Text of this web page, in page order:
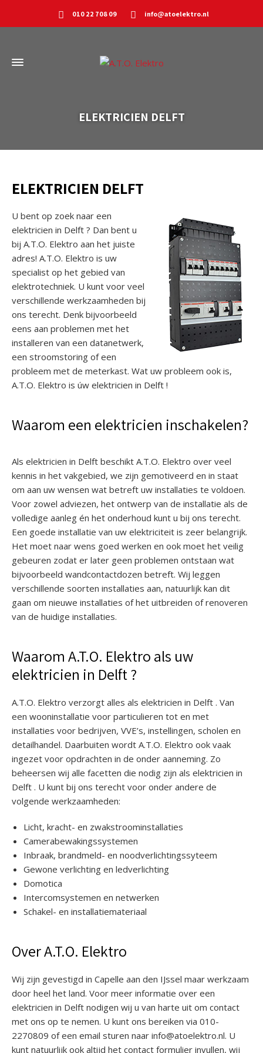
010 22 708 09 info@atoelektro.nl
ELEKTRICIEN DELFT
ELEKTRICIEN DELFT
U bent op zoek naar een
elektricien in Delft ? Dan bent u
bij A.T.O. Elektro aan het juiste
adres! A.T.O. Elektro is uw
specialist op het gebied van
elektrotechniek. U kunt voor veel
verschillende werkzaamheden bij
ons terecht. Denk bijvoorbeeld
eens aan problemen met het
installeren van een datanetwerk,
een stroomstoring of een
probleem met de meterkast. Wat uw probleem ook is,
A.T.O. Elektro is úw elektricien in Delft !
Waarom een elektricien inschakelen?
Als elektricien in Delft beschikt A.T.O. Elektro over veel
kennis in het vakgebied, we zijn gemotiveerd en in staat
om aan uw wensen wat betreft uw installaties te voldoen.
Voor zowel adviezen, het ontwerp van de installatie als de
volledige aanleg én het onderhoud kunt u bij ons terecht.
Een goede installatie van uw elektriciteit is zeer belangrijk.
Het moet naar wens goed werken en ook moet het veilig
gebeuren zodat er later geen problemen ontstaan wat
bijvoorbeeld wandcontactdozen betreft. Wij leggen
verschillende soorten installaties aan, natuurlijk kan dit
gaan om nieuwe installaties of het uitbreiden of renoveren
van de huidige installaties.
Waarom A.T.O. Elektro als uw
elektricien in Delft ?
A.T.O. Elektro verzorgt alles als elektricien in Delft . Van
een wooninstallatie voor particulieren tot en met
installaties voor bedrijven, VVE’s, instellingen, scholen en
detailhandel. Daarbuiten wordt A.T.O. Elektro ook vaak
ingezet voor opdrachten in de onder aanneming. Zo
beheersen wij alle facetten die nodig zijn als elektricien in
Delft . U kunt bij ons terecht voor onder andere de
volgende werkzaamheden:
Licht, kracht- en zwakstroominstallaties
Camerabewakingssystemen
Inbraak, brandmeld- en noodverlichtingssyteem
Gewone verlichting en ledverlichting
Domotica
Intercomsystemen en netwerken
Schakel- en installatiemateriaal
Over A.T.O. Elektro
Wij zijn gevestigd in Capelle aan den IJssel maar werkzaam
door heel het land. Voor meer informatie over een
elektricien in Delft nodigen wij u van harte uit om contact
met ons op te nemen. U kunt ons bereiken via 010-
2270809 of een email sturen naar info@atoelektro.nl. U
kunt natuurlijk ook altijd het contact formulier invullen, wij